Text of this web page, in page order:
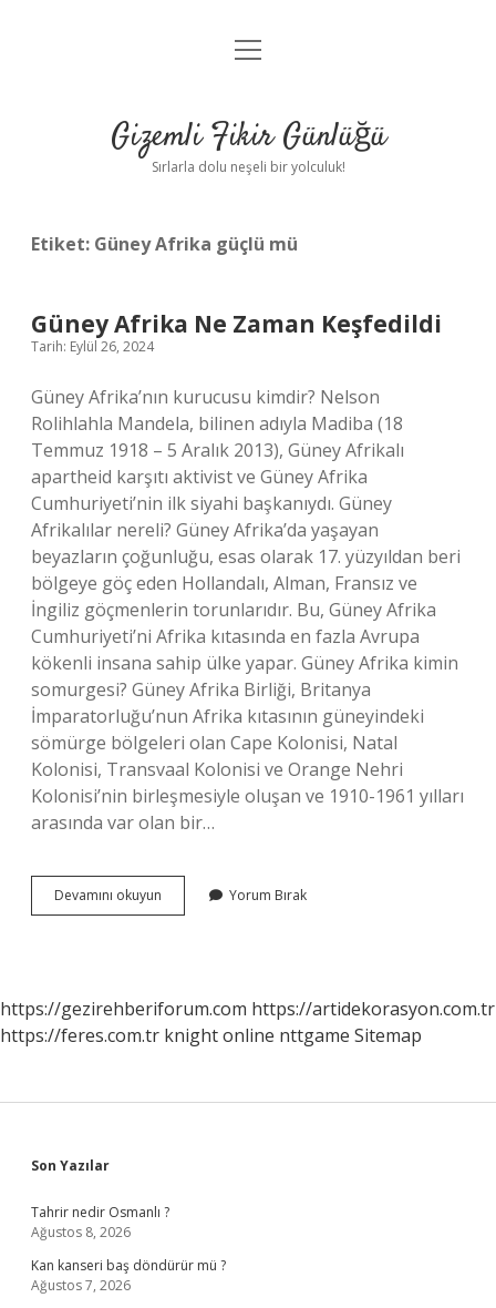
Anasayfa
Yasal Uyarı
menüyü
Gizemli Fikir Günlüğü
Sırlarla dolu neşeli bir yolculuk!
Etiket: Güney Afrika güçlü mü
Güney Afrika Ne Zaman Keşfedildi
Tarih: Eylül 26, 2024
Güney Afrika’nın kurucusu kimdir? Nelson
Rolihlahla Mandela, bilinen adıyla Madiba (18
Temmuz 1918 – 5 Aralık 2013), Güney Afrikalı
apartheid karşıtı aktivist ve Güney Afrika
Cumhuriyeti’nin ilk siyahi başkanıydı. Güney
Afrikalılar nereli? Güney Afrika’da yaşayan
beyazların çoğunluğu, esas olarak 17. yüzyıldan beri
bölgeye göç eden Hollandalı, Alman, Fransız ve
İngiliz göçmenlerin torunlarıdır. Bu, Güney Afrika
Cumhuriyeti’ni Afrika kıtasında en fazla Avrupa
kökenli insana sahip ülke yapar. Güney Afrika kimin
somurgesi? Güney Afrika Birliği, Britanya
İmparatorluğu’nun Afrika kıtasının güneyindeki
sömürge bölgeleri olan Cape Kolonisi, Natal
Kolonisi, Transvaal Kolonisi ve Orange Nehri
Kolonisi’nin birleşmesiyle oluşan ve 1910-1961 yılları
arasında var olan bir…
Devamını okuyun
Afrika
Yorum Bırak
https://gezirehberiforum.com https://artidekorasyon.com.tr
https://feres.com.tr knight online nttgame Sitemap
Sidebar
Son Yazılar
Tahrir nedir Osmanlı ?
Ağustos 8, 2026
Kan kanseri baş döndürür mü ?
Ağustos 7, 2026